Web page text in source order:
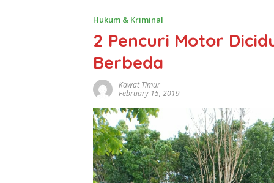
Hukum & Kriminal
2 Pencuri Motor
Berbeda
Kawat Timur
February 15, 2019